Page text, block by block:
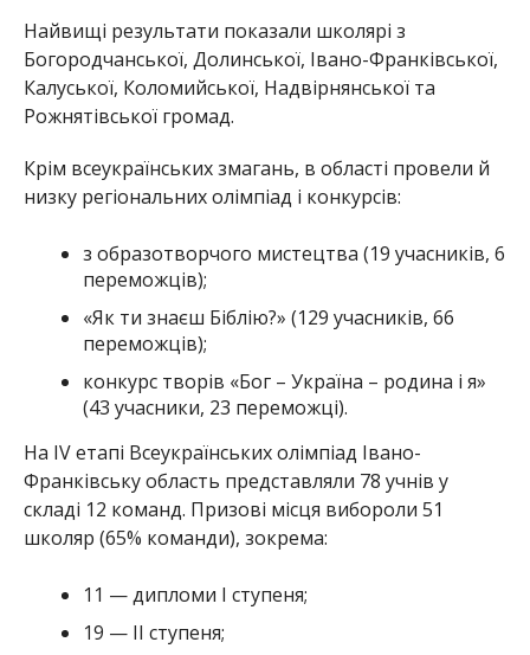
Найвищі результати показали школярі з
Богородчанської, Долинської, Івано-Франківської,
Калуської, Коломийської, Надвірнянської та
Рожнятівської громад.
Крім всеукраїнських змагань, в області провели й
низку регіональних олімпіад і конкурсів:
з образотворчого мистецтва (19 учасників, 6
переможців);
«Як ти знаєш Біблію?» (129 учасників, 66
переможців);
конкурс творів «Бог – Україна – родина і я»
(43 учасники, 23 переможці).
На IV етапі Всеукраїнських олімпіад Івано-
Франківську область представляли 78 учнів у
складі 12 команд. Призові місця вибороли 51
школяр (65% команди), зокрема:
11 — дипломи І ступеня;
19 — II ступеня;